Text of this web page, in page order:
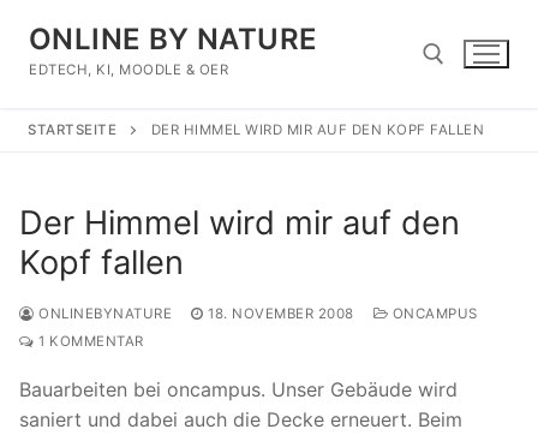
Inhalt
springen
ONLINE BY NATURE
EDTECH, KI, MOODLE & OER
STARTSEITE DER HIMMEL WIRD MIR AUF DEN KOPF FALLEN
Der Himmel wird mir auf den
Kopf fallen
ONLINEBYNATURE 18. NOVEMBER 2008
ONCAMPUS
1 KOMMENTAR
Bauarbeiten bei oncampus. Unser Gebäude wird
saniert und dabei auch die Decke erneuert. Beim